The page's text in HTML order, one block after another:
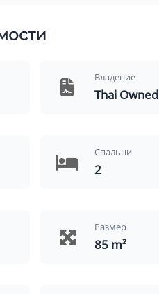
Владение
Thai Owned
Спальни
2
Размер
85 m²